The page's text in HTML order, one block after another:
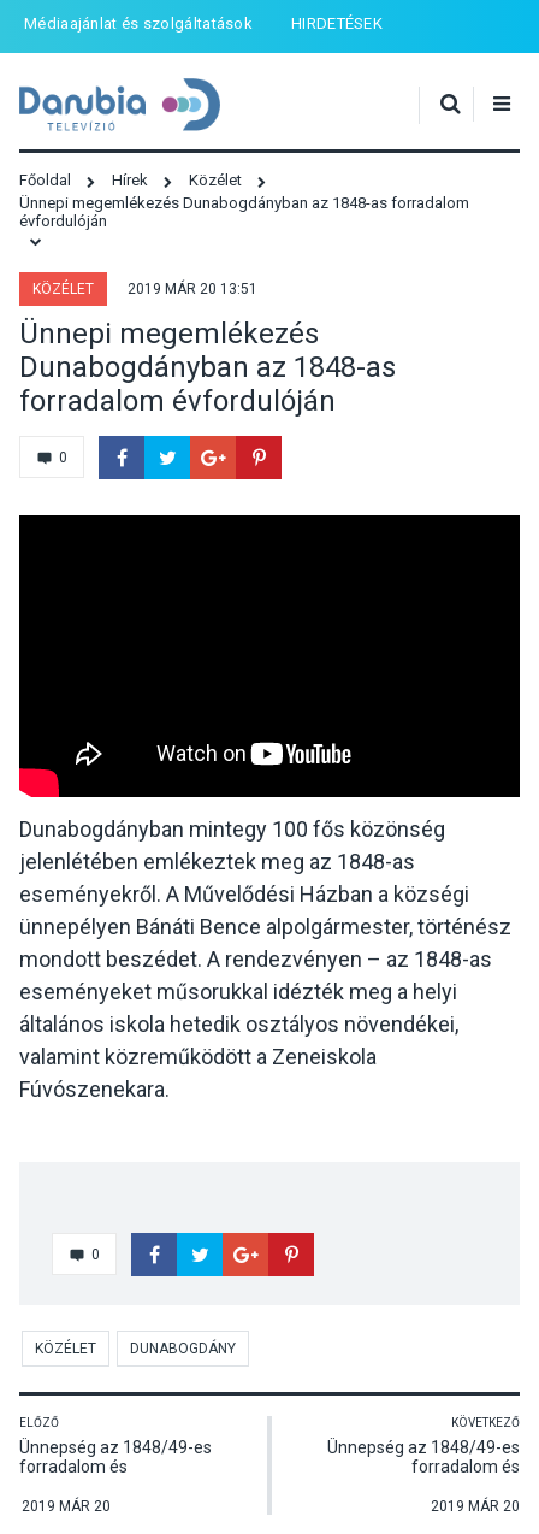
Médiaajánlat és szolgáltatások HIRDETÉSEK
Főoldal Hírek
Közélet
Ünnepi megemlékezés Dunabogdányban az 1848-as forradalom
évfordulóján
KÖZÉLET 2019 MÁR 20 13:51
Ünnepi megemlékezés
Dunabogdányban az 1848-as
forradalom évfordulóján
0
Dunabogdányban mintegy 100 fős közönség
jelenlétében emlékeztek meg az 1848-as
eseményekről. A Művelődési Házban a községi
ünnepélyen Bánáti Bence alpolgármester, történész
mondott beszédet. A rendezvényen – az 1848-as
eseményeket műsorukkal idézték meg a helyi
általános iskola hetedik osztályos növendékei,
valamint közreműködött a Zeneiskola
Fúvószenekara.
0
KÖZÉLET DUNABOGDÁNY
ELŐZŐ
Ünnepség az 1848/49-es
forradalom és
alkalmából
2019 MÁR 20
KÖVETKEZŐ
Ünnepség az 1848/49-es
forradalom és
alkalmából
2019 MÁR 20